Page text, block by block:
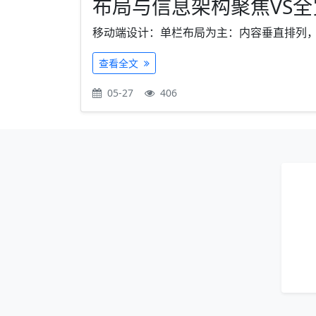
布局与信息架构聚焦VS
移动端设计：单栏布局为主：内容垂直排列
查看全文
05-27 406